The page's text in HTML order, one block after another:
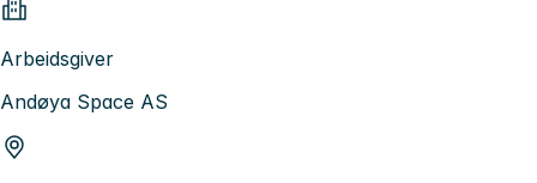
Arbeidsgiver
Andøya Space AS